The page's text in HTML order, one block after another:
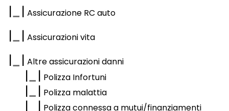
| | Assicurazione RC auto
| | Assicurazioni vita
| | Altre assicurazioni danni
| | Polizza Infortuni
| | Polizza malattia
| | Polizza connessa a mutui/finanziamenti